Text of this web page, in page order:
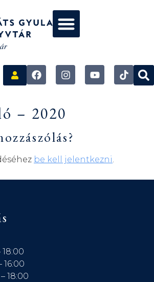
– 2020
be kell jelentkezni.
16:00
18:00